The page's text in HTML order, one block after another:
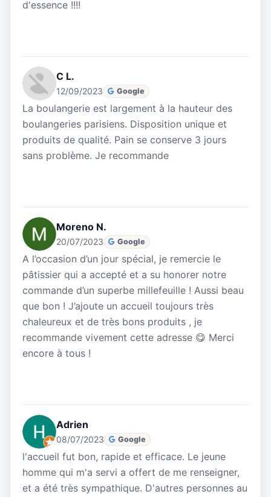
d'essence !!!!
C L.
12/09/2023 Google
La boulangerie est largement à la hauteur des
boulangeries parisiens. Disposition unique et
produits de qualité. Pain se conserve 3 jours
sans problème. Je recommande
Moreno N.
20/07/2023 Google
A l’occasion d’un jour spécial, je remercie le
pâtissier qui a accepté et a su honorer notre
commande d’un superbe millefeuille ! Aussi beau
que bon ! J’ajoute un accueil toujours très
chaleureux et de très bons produits , je
recommande vivement cette adresse 😋 Merci
encore à tous !
Adrien
08/07/2023 Google
l'accueil fut bon, rapide et efficace. Le jeune
homme qui m'a servi a offert de me renseigner,
et a été très sympathique. D'autres personnes au